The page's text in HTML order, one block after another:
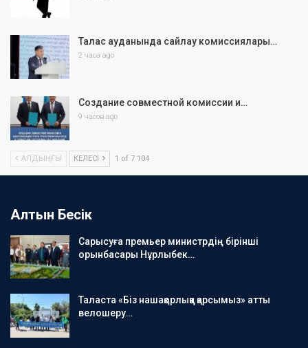
Талас ауданында сайлау комиссиялары…
2 часа ago
Создание совместной комиссии и…
9 часов ago
АЛДЫҢҒЫ КЕЛЕСІ 1 of 7 104
Алтын Бесік
Сарысуға премьер министрдің бірінші
орынбасары Нұрлыбек…
Таласта «Біз нашақорлыққа қарсымыз» атты
велошеру…